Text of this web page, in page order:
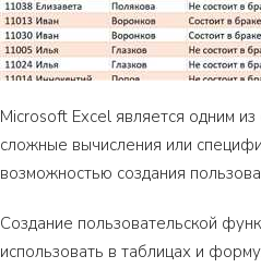
Microsoft Excel является одним
сложные вычисления или
возможностью создания
Создание пользовательской
использовать в таблицах и